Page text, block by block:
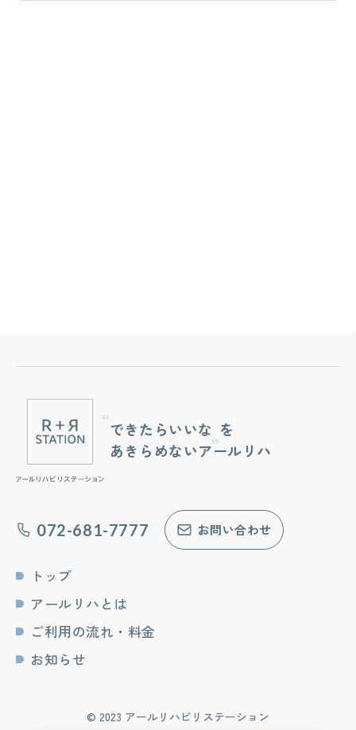
できたらいいな を
あきらめないアールリハ
072-681-7777 お問い合わせ
トップ
アールリハとは
ご利用の流れ・料金
お知らせ
© 2023 アールリハビリステーション